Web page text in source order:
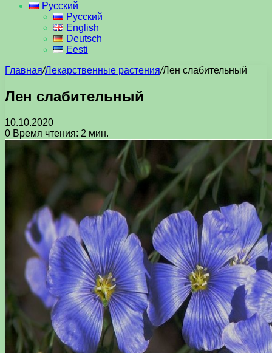
Русский
Русский
English
Deutsch
Eesti
Главная/Лекарственные растения/Лен слабительный
Лен слабительный
10.10.2020
0 Время чтения: 2 мин.